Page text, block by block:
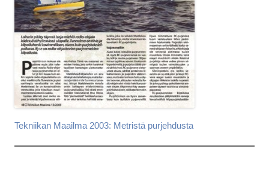
Tekniikan Maailma 2003: Metristä purjehdusta